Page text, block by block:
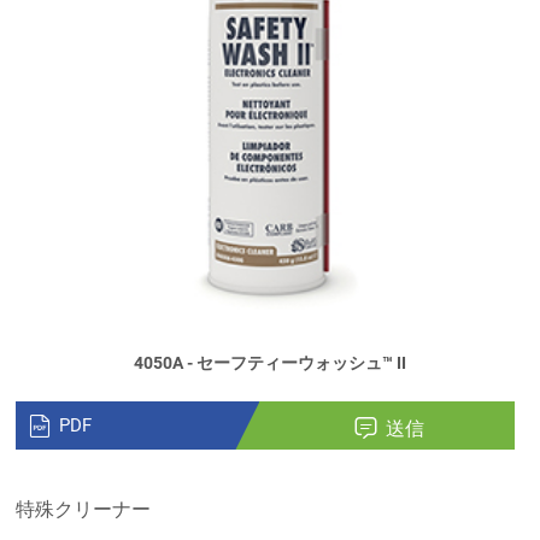
4050A - セーフティーウォッシュ™ II
PDF 送信
特殊クリーナー